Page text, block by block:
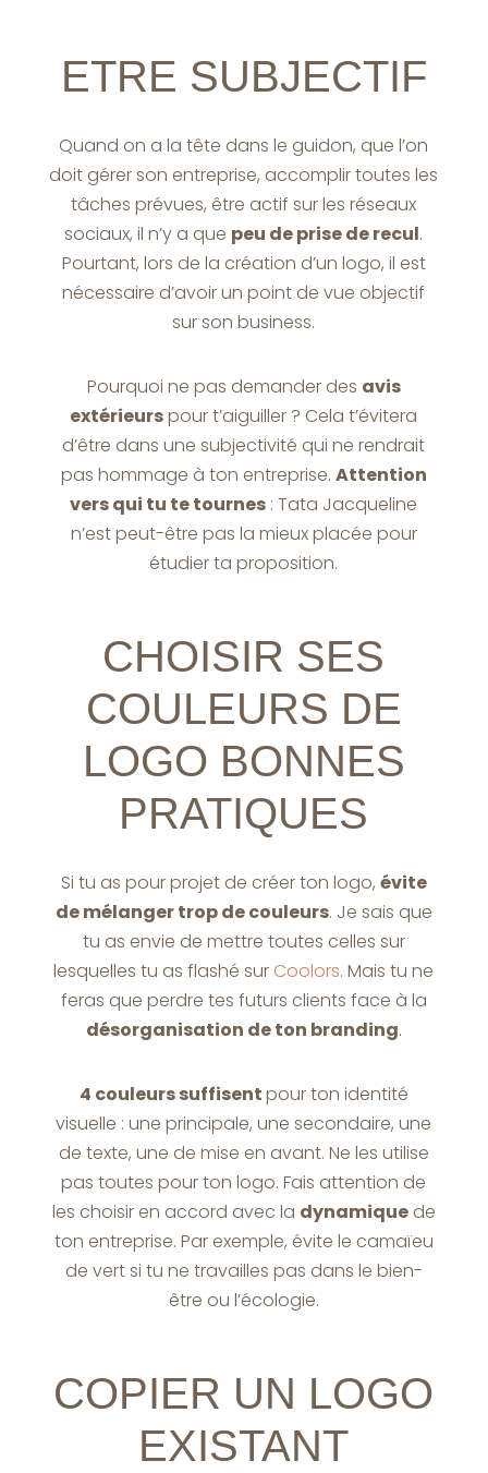
ETRE SUBJECTIF
Quand on a la tête dans le guidon, que l’on
doit gérer son entreprise, accomplir toutes les
tâches prévues, être actif sur les réseaux
sociaux, il n’y a que peu de prise de recul.
Pourtant, lors de la création d’un logo, il est
nécessaire d’avoir un point de vue objectif
sur son business.
Pourquoi ne pas demander des avis
extérieurspour t’aiguiller ? Cela t’évitera
d’être dans une subjectivité qui ne rendrait
pas hommage à ton entreprise. Attention
vers qui tu te tournes : Tata Jacqueline
n’est peut-être pas la mieux placée pour
étudier ta proposition.
CHOISIR SES
COULEURS DE
LOGO BONNES
PRATIQUES
Si tu as pour projet de créer ton logo, évite
de mélanger trop de couleurs. Je sais que
tu as envie de mettre toutes celles sur
lesquelles tu as flashé sur Coolors. Mais tu ne
feras que perdre tes futurs clients face à la
désorganisation de ton branding.
4 couleurs suffisentpour ton identité
visuelle : une principale, une secondaire, une
de texte, une de mise en avant. Ne les utilise
pas toutes pour ton logo. Fais attention de
les choisir en accord avec la dynamiquede
ton entreprise. Par exemple, évite le camaïeu
de vert si tu ne travailles pas dans le bien-
être ou l’écologie.
COPIER UN LOGO
EXISTANT